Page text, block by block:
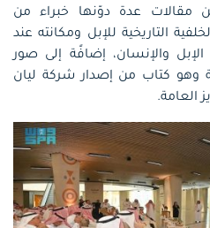
مقالات عدة دوّنها خبراء من
التاريخية للإبل ومكانته عند
والإنسان، إضافًة إلى صور
وهو كتاب من إصدار شركة ليان
العامة.